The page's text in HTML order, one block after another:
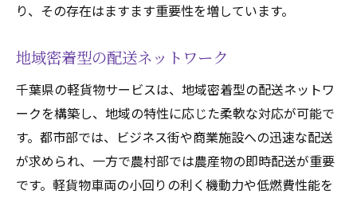
り、その存在はますます重要性を増しています。
地域密着型の配送ネットワーク
千葉県の軽貨物サービスは、地域密着型の配送ネットワ
ークを構築し、地域の特性に応じた柔軟な対応が可能で
す。都市部では、ビジネス街や商業施設への迅速な配送
が求められ、一方で農村部では農産物の即時配送が重要
です。軽貨物車両の小回りの利く機動力や低燃費性能を